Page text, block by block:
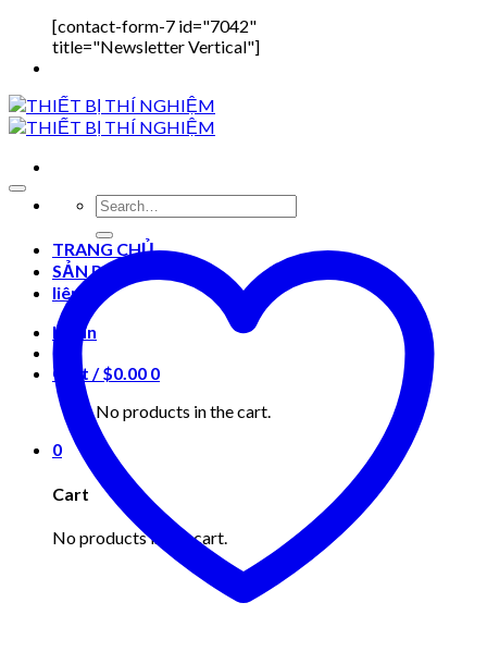
[contact-form-7 id="7042"
title="Newsletter Vertical"]
Search
for:
TRANG CHỦ
SẢN PHẨM
liên hệ
Login
Cart /$0.00 0
No products in the cart.
0
Cart
No products in the cart.